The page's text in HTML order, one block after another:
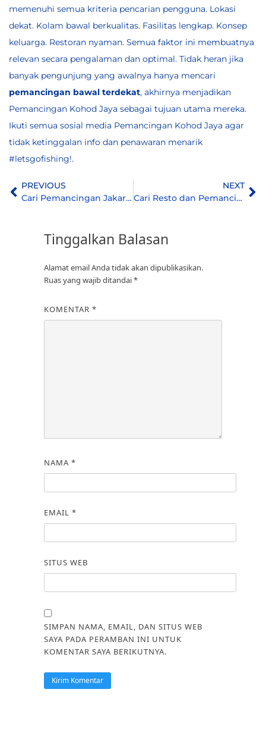
memenuhi semua kriteria pencarian pengguna. Lokasi
dekat. Kolam bawal berkualitas. Fasilitas lengkap. Konsep
keluarga. Restoran nyaman. Semua faktor ini membuatnya
relevan secara pengalaman dan optimal. Tidak heran jika
banyak pengunjung yang awalnya hanya mencari
pemancingan bawal terdekat, akhirnya menjadikan
Pemancingan Kohod Jaya sebagai tujuan utama mereka.
Ikuti semua sosial media Pemancingan Kohod Jaya agar
tidak ketinggalan info dan penawaran menarik
#letsgofishing!.
PREVIOUS
Cari Pemancingan Jakarta Utara ? 5 Alasan Kamu Harus Coba ke Pemancingan Kohod Jaya
NEXT
Cari Resto dan Pemancingan Terdekat? 5 Alasan kamu harus coba ke Pemancingan Kohod Jaya
Tinggalkan Balasan
Alamat email Anda tidak akan dipublikasikan.
Ruas yang wajib ditandai*
KOMENTAR*
NAMA*
EMAIL*
SITUS WEB
SIMPAN NAMA, EMAIL, DAN SITUS WEB
SAYA PADA PERAMBAN INI UNTUK
KOMENTAR SAYA BERIKUTNYA.